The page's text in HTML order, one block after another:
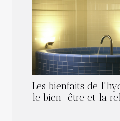
Les bienfaits de
le bien-être et la